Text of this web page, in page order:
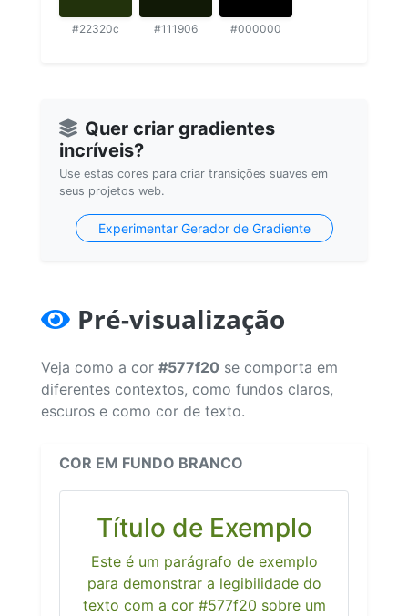
#22320c #111906 #000000
Quer criar gradientes
incríveis?
Use estas cores para criar transições suaves em
seus projetos web.
Experimentar Gerador de Gradiente
Pré-visualização
Veja como a cor #577f20 se comporta em
diferentes contextos, como fundos claros,
escuros e como cor de texto.
COR EM FUNDO BRANCO
Título de Exemplo
Este é um parágrafo de exemplo
para demonstrar a legibilidade do
texto com a cor #577f20 sobre um